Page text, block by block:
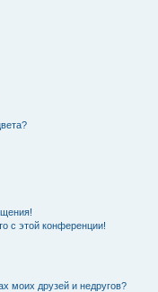
с этой конференции!
моих друзей и недругов?